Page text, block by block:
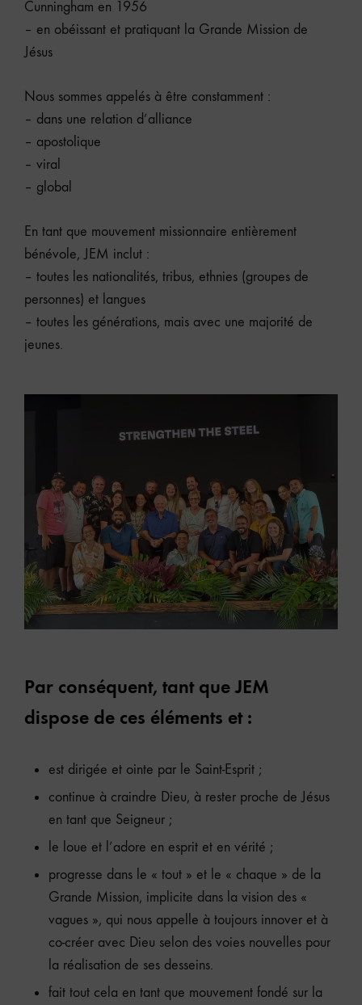
Cunningham en 1956
– en obéissant et pratiquant la Grande Mission de
Jésus
Nous sommes appelés à être constamment :
– dans une relation d’alliance
– apostolique
– viral
– global
En tant que mouvement missionnaire entièrement
bénévole, JEM inclut :
– toutes les nationalités, tribus, ethnies (groupes de
personnes) et langues
– toutes les générations, mais avec une majorité de
jeunes.
Par conséquent, tant que JEM
dispose de ces éléments et :
est dirigée et ointe par le Saint-Esprit ;
continue à craindre Dieu, à rester proche de Jésus
en tant que Seigneur ;
le loue et l’adore en esprit et en vérité ;
progresse dans le « tout » et le « chaque » de la
Grande Mission, implicite dans la vision des «
vagues », qui nous appelle à toujours innover et à
co-créer avec Dieu selon des voies nouvelles pour
la réalisation de ses desseins.
fait tout cela en tant que mouvement fondé sur la